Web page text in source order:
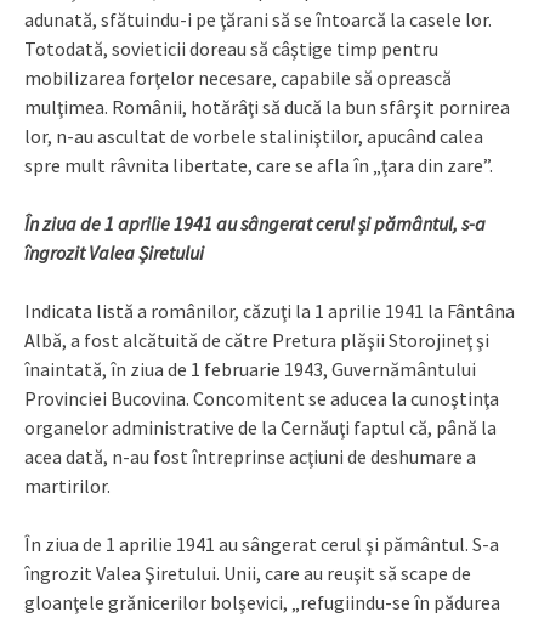
adunată, sfătuindu-i pe ţărani să se întoarcă la casele lor.
Totodată, sovieticii doreau să câştige timp pentru
mobilizarea forţelor necesare, capabile să oprească
mulţimea. Românii, hotărâţi să ducă la bun sfârşit pornirea
lor, n-au ascultat de vorbele staliniştilor, apucând calea
spre mult râvnita libertate, care se afla în „ţara din zare”.
În ziua de 1 aprilie 1941 au sângerat cerul şi pământul, s-a
îngrozit Valea Şiretului
Indicata listă a românilor, căzuţi la 1 aprilie 1941 la Fântâna
Albă, a fost alcătuită de către Pretura plăşii Storojineţ şi
înaintată, în ziua de 1 februarie 1943, Guvernământului
Provinciei Bucovina. Concomitent se aducea la cunoştinţa
organelor administrative de la Cernăuţi faptul că, până la
acea dată, n-au fost întreprinse acţiuni de deshumare a
martirilor.
În ziua de 1 aprilie 1941 au sângerat cerul şi pământul. S-a
îngrozit Valea Şiretului. Unii, care au reuşit să scape de
gloan­ţele grănicerilor bolşevici, „refugiindu-se în pădurea